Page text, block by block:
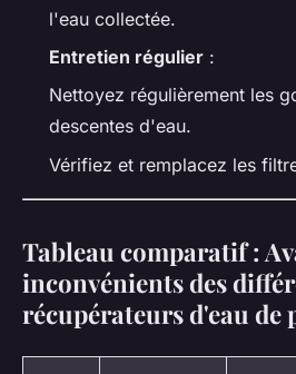
l'eau collectée.
Entretien régulier :
Nettoyez régulièrement les
descentes d'eau.
Vérifiez et remplacez les
Tableau comparatif :
inconvénients des
récupérateurs d'eau de